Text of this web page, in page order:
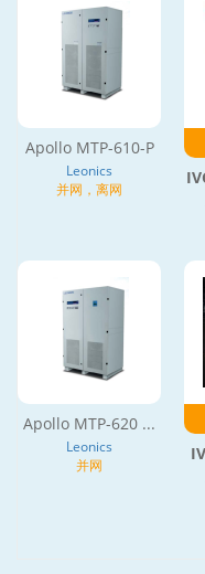
Apollo MTP-610-P
Leonics
并网，离网
Apollo MTP-620 ...
Leonics
并网